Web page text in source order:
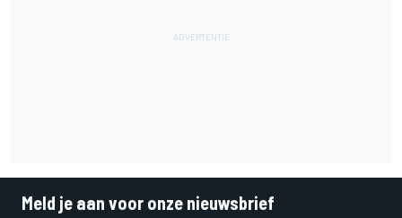
Meld je aan voor onze nieuwsbrief